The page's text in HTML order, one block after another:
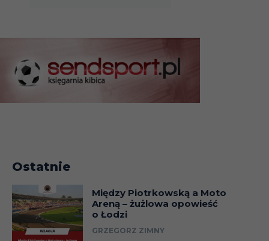
Ostatnie
Między Piotrkowską a Moto
Areną – żużlowa opowieść
o Łodzi
GRZEGORZ ZIMNY